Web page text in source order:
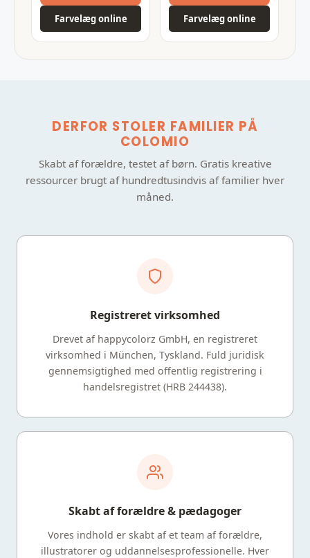
Farvelæg online Farvelæg online
DERFOR STOLER FAMILIER PÅ
COLOMIO
Skabt af forældre, testet af børn. Gratis kreative
ressourcer brugt af hundredtusindvis af familier hver
måned.
Registreret virksomhed
Drevet af happycolorz GmbH, en registreret
virksomhed i München, Tyskland. Fuld juridisk
gennemsigtighed med offentlig registrering i
handelsregistret (HRB 244438).
Skabt af forældre & pædagoger
Vores indhold er skabt af et team af forældre,
illustratorer og uddannelsesprofessionelle. Hver